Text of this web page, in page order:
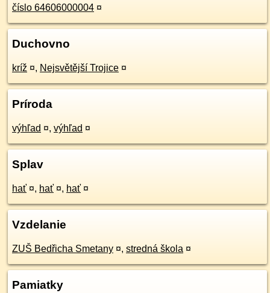
číslo 64606000004 ¤
Duchovno
kríž ¤, Nejsvětější Trojice ¤
Príroda
výhľad ¤, výhľad ¤
Splav
hať ¤, hať ¤, hať ¤
Vzdelanie
ZUŠ Bedřicha Smetany ¤, stredná škola ¤
Pamiatky